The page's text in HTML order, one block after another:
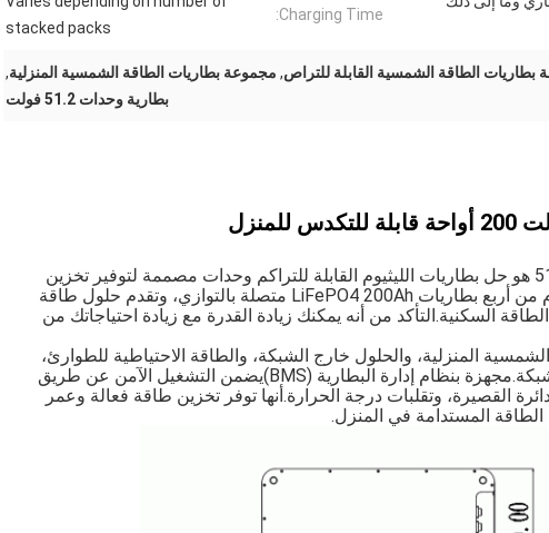
Charging Time:
stacked packs
بطاريات الطاقة الشمسية القابلة للتراص, مجموعة بطاريات الطاقة الشمسية المنزلية,
بطارية وحدات 51.2 فولت
نظام بطاريات الطاقة الشمسية 51.2V 200Ah هو حل بطاريات الليثيوم القابلة للتراكم وحدات مصممة لتوفير تخزين
طاقة عالية الكفاءة للمنازل.يتكون هذا النظام من أربع بطاريات LiFePO4 200Ah متصلة بالتوازي، وتقدم حلول طاقة
السكنية.التأكد من أنه يمكنك زيادة القدرة مع زيادة احتياجاتك من
المنزلية، والحلول خارج الشبكة، والطاقة الاحتياطية للطوارئ،
وتوفير طاقة موثوق بها حتى خلال انقطاع الشبكة.مجهزة بنظام إدارة البطارية (BMS)يضمن التشغيل الآمن عن طريق
القصيرة، وتقلبات درجة الحرارة.أنها توفر تخزين طاقة فعالة وعمر
الطاقة المستدامة في المنزل.